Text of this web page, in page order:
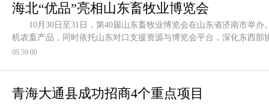
海北“优品”亮相山东畜牧业博览会
10月30日至31日，第40届山东畜牧业博览会在山东省济南市举办
机农畜产品，同时依托山东对口支援资源与博览会平台，深化东
09:59:00
青海大通县成功招商4个重点项目